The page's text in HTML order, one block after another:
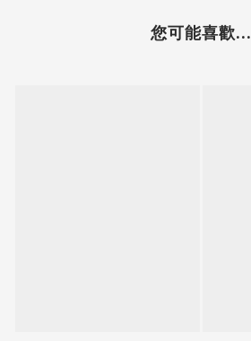
您可能喜歡...